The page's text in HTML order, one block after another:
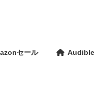
セール Audible